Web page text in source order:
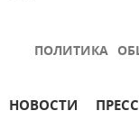
ПОЛИТИКА
НОВОСТИ